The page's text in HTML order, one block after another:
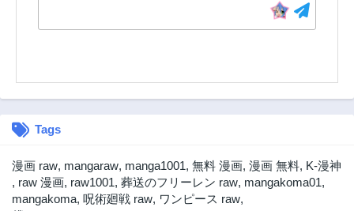
Tags
漫画 raw, mangaraw, manga1001, 無料 漫画, 漫画 無料, K-漫神
, raw 漫画, raw1001, 葬送のフリーレン raw, mangakoma01,
mangakoma, 呪術廻戦 raw, ワンピース raw,